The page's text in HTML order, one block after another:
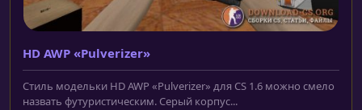
HD AWP «Pulverizer»
Стиль модельки HD AWP «Pulverizer» для CS 1.6 можно смело
назвать футуристическим. Серый корпус...